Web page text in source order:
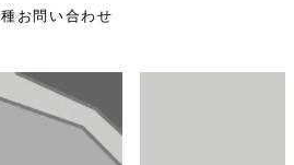
お問い合わせ